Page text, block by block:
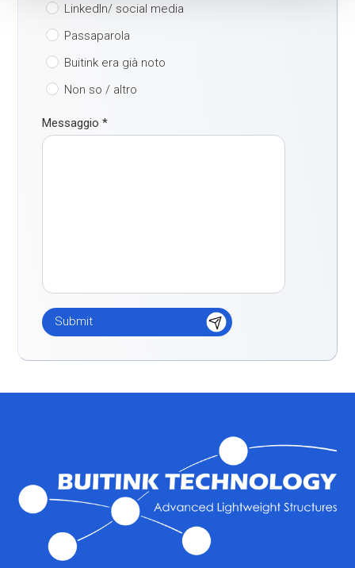
LinkedIn/ social media
Passaparola
Buitink era già noto
Non so / altro
Messaggio*